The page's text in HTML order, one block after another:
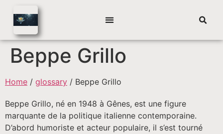
Beppe Grillo
Home / glossary / Beppe Grillo
Beppe Grillo, né en 1948 à Gênes, est une figure
marquante de la politique italienne contemporaine.
D’abord humoriste et acteur populaire, il s’est tourné